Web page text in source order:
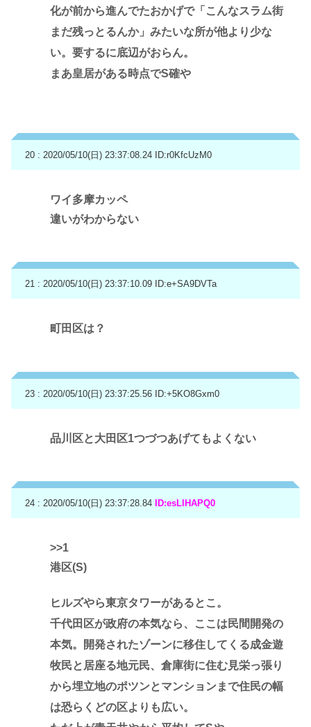
化が前から進んでたおかげで「こんなスラム街
まだ残っとるんか」みたいな所が他より少な
い。要するに底辺がおらん。
まあ皇居がある時点でS確や
20 : 2020/05/10(日) 23:37:08.24 ID:r0KfcUzM0
ワイ多摩カッペ
違いがわからない
21 : 2020/05/10(日) 23:37:10.09 ID:e+SA9DVTa
町田区は？
23 : 2020/05/10(日) 23:37:25.56 ID:+5KO8Gxm0
品川区と大田区1つづつあげてもよくない
24 : 2020/05/10(日) 23:37:28.84 ID:esLlHAPQ0
>>1
港区(S)
ヒルズやら東京タワーがあるとこ。
千代田区が政府の本気なら、ここは民間開発の
本気。開発されたゾーンに移住してくる成金遊
牧民と居座る地元民、倉庫街に住む見栄っ張り
から埋立地のポツンとマンションまで住民の幅
は恐らくどの区よりも広い。